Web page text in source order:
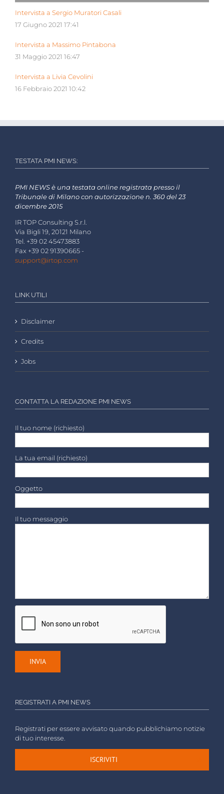
Intervista a Sergio Muratori Casali
17 Giugno 2021 17:41
Intervista a Massimo Pintabona
31 Maggio 2021 16:47
Intervista a Livia Cevolini
16 Febbraio 2021 10:42
TESTATA PMI NEWS:
PMI NEWS è una testata online registrata presso il
Tribunale di Milano con autorizzazione n. 360 del 23
dicembre 2015
IR TOP Consulting S.r.l.
Via Bigli 19, 20121 Milano
Tel. +39 02 45473883
Fax +39 02 91390665 -
support@irtop.com
LINK UTILI
Disclaimer
Credits
Jobs
CONTATTA LA REDAZIONE PMI NEWS
Il tuo nome (richiesto)
La tua email (richiesto)
Oggetto
Il tuo messaggio
REGISTRATI A PMI NEWS
Registrati per essere avvisato quando pubblichiamo notizie
di tuo interesse.
ISCRIVITI